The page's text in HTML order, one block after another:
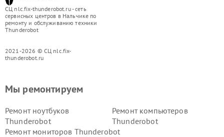
СЦ nlc.fix-thunderobot.ru - сеть
сервисных центров в Нальчике по
ремонту и обслуживанию техники
Thunderobot
2021-2026 © СЦ nlc.fix-
thunderobot.ru
Мы ремонтируем
Ремонт ноутбуков
Thunderobot
Ремонт компьютеров
Thunderobot
Ремонт мониторов Thunderobot